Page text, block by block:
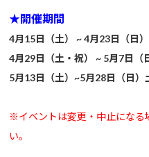
★開催期間
4月15日（土） ~ 4月23日（日
4月29日（土・祝） ~ 5月7日（
5月13日（土）~5月28日（日）
※イベントは変更・中止になる
い。